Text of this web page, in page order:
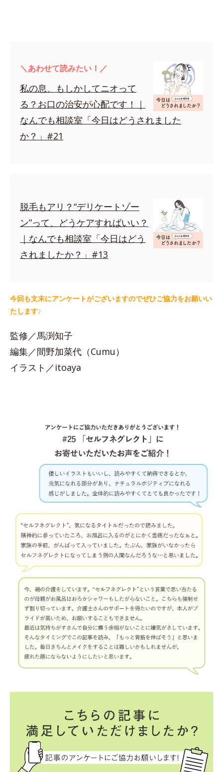
＼あわせて読みたい！／
私の息、もしかしてニオって
る？お口の治安が心配です！｜
なんでも相談室「今日はどうされました
か？」#21
脱毛もアリ？“デリケートゾー
ン”って、どうケアすればいい？
｜なんでも相談室「今日はどう
されましたか？」#13
今回も文末にアンケートがございますのでぜひご協力をお願いい
たします♪
監修／馬渕知子
編集／間野加菜代（Cumu）
イラスト／itoaya